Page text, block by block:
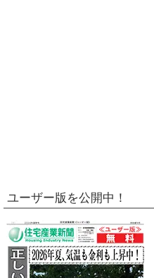
ユーザー版を公開中！